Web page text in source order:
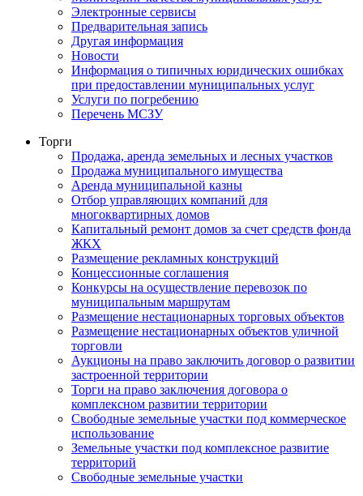
Электронные сервисы
Предварительная запись
Другая информация
Новости
Информация о типичных юридических ошибках
при предоставлении муниципальных услуг
Услуги по погребению
Перечень МСЗУ
Торги
Продажа, аренда земельных и лесных участков
Продажа муниципального имущества
Аренда муниципальной казны
Отбор управляющих компаний для
многоквартирных домов
Капитальный ремонт домов за счет средств фонда
ЖКХ
Размещение рекламных конструкций
Концессионные соглашения
Конкурсы на осуществление перевозок по
муниципальным маршрутам
Размещение нестационарных торговых объектов
Размещение нестационарных объектов уличной
торговли
Аукционы на право заключить договор о развитии
застроенной территории
Торги на право заключения договора о
комплексном развитии территории
Свободные земельные участки под коммерческое
использование
Земельные участки под комплексное развитие
территорий
Свободные земельные участки